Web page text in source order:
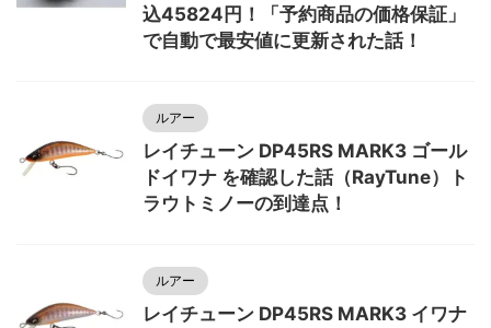
込45824円！「予約商品の価格保証」
で自動で最安値に更新された話！
ルアー
レイチューン DP45RS MARK3 ゴール
ドイワナ を確認した話（RayTune）ト
ラウトミノーの到達点！
ルアー
レイチューン DP45RS MARK3 イワナ